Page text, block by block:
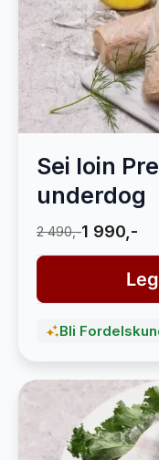
Sei loin
underdog
2 490,-1 990,-
Bli